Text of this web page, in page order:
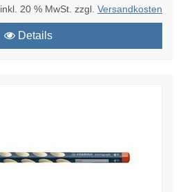
inkl. 20 % MwSt. zzgl. Versandkosten
Details